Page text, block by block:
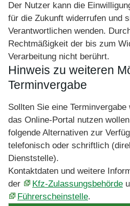
Der Nutzer kann die
für die Zukunft widerrufen und
Verantwortlichen wenden.
Rechtmäßigkeit der bis zum
Verarbeitung nicht berührt.
Hinweis zu weiteren
Terminvergabe
Sollten Sie eine
das Online-Portal nutzen
folgende Alternativen zur
telefonisch oder schriftlich
Dienststelle).
Kontaktdaten und weitere
der
Kfz-Zulassungsbehörde
Führerscheinstelle.